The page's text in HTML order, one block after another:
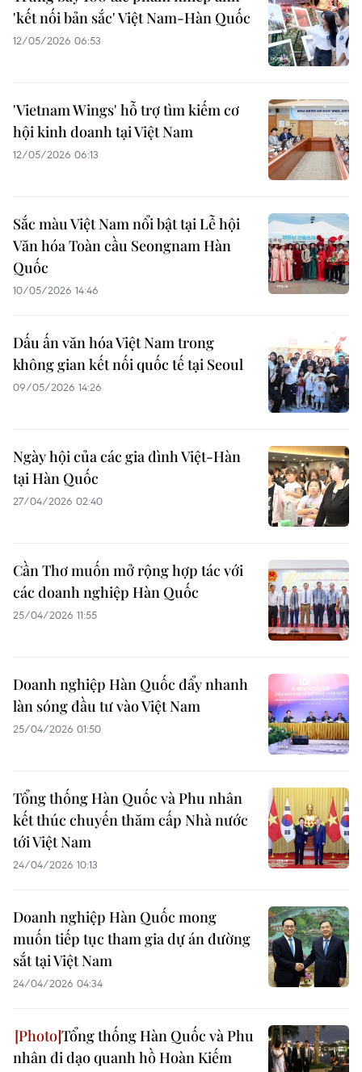
'kết nối bản sắc' Việt Nam-Hàn Quốc
12/05/2026 06:53
'Vietnam Wings' hỗ trợ tìm kiếm cơ
hội kinh doanh tại Việt Nam
12/05/2026 06:13
Sắc màu Việt Nam nổi bật tại Lễ hội
Văn hóa Toàn cầu Seongnam Hàn
Quốc
10/05/2026 14:46
Dấu ấn văn hóa Việt Nam trong
không gian kết nối quốc tế tại Seoul
09/05/2026 14:26
Ngày hội của các gia đình Việt-Hàn
tại Hàn Quốc
27/04/2026 02:40
Cần Thơ muốn mở rộng hợp tác với
các doanh nghiệp Hàn Quốc
25/04/2026 11:55
Doanh nghiệp Hàn Quốc đẩy nhanh
làn sóng đầu tư vào Việt Nam
25/04/2026 01:50
Tổng thống Hàn Quốc và Phu nhân
kết thúc chuyến thăm cấp Nhà nước
tới Việt Nam
24/04/2026 10:13
Doanh nghiệp Hàn Quốc mong
muốn tiếp tục tham gia dự án đường
sắt tại Việt Nam
24/04/2026 04:34
Tổng thống Hàn Quốc và Phu
nhân đi dạo quanh hồ Hoàn Kiếm